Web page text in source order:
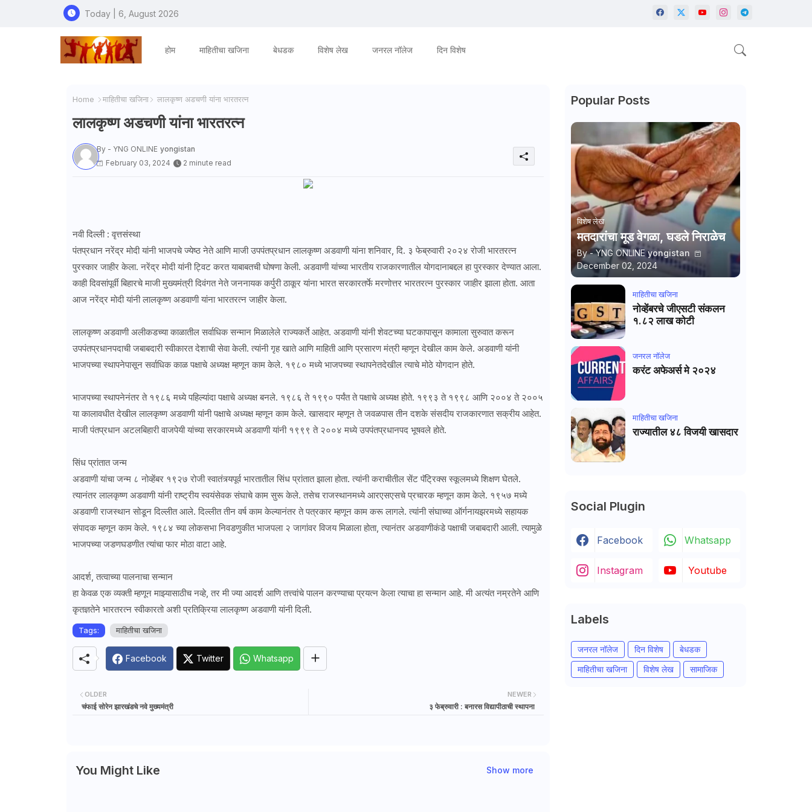
Today | 6, August 2026
होम माहितीचा खजिना बेधडक विशेष लेख जनरल नॉलेज दिन विशेष
Home माहितीचा खजिना लालकृष्ण अडचणी यांना भारतरत्न
लालकृष्ण अडचणी यांना भारतरत्न
By - YNG ONLINE yongistan
February 03, 2024
2 minute read
नवी दिल्ली : वृत्तसंस्था
पंतप्रधान नरेंद्र मोदी यांनी भाजपचे ज्येष्ठ नेते आणि माजी उपपंतप्रधान लालकृष्ण अडवाणी यांना शनिवार, दि. ३ फेब्रुवारी २०२४ रोजी भारतरत्न
पुरस्कार जाहीर केला. नरेंद्र मोदी यांनी ट्विट करत याबाबतची घोषणा केली. अडवाणी यांच्या भारतीय राजकारणातील योगदानाबद्दल हा पुरस्कार देण्यात आला.
काही दिवसांपूर्वी बिहारचे माजी मुख्यमंत्री दिवंगत नेते जननायक कर्पुरी ठाकूर यांना भारत सरकारतर्फे मरणोत्तर भारतरत्न पुरस्कार जाहीर झाला होता. आता
आज नरेंद्र मोदी यांनी लालकृष्ण अडवाणी यांना भारतरत्न जाहीर केला.
लालकृष्ण अडवाणी अलीकडच्या काळातील सर्वाधिक सन्मान मिळालेले राज्यकर्ते आहेत. अडवाणी यांनी शेवटच्या घटकापासून कामाला सुरुवात करून
उपपंतप्रधानपदाची जबाबदारी स्वीकारत देशाची सेवा केली. त्यांनी गृह खाते आणि माहिती आणि प्रसारण मंत्री म्हणून देखील काम केले. अडवाणी यांनी
भाजपच्या स्थापनेपासून सर्वाधिक काळ पक्षाचे अध्यक्ष म्हणून काम केले. १९८० मध्ये भाजपच्या स्थापनेतदेखील त्याचे मोठे योगदान होते.
भाजपच्या स्थापनेनंतर ते १९८६ मध्ये पहिल्यांदा पक्षाचे अध्यक्ष बनले. १९८६ ते १९९० पर्यंत ते पक्षाचे अध्यक्ष होते. १९९३ ते १९९८ आणि २००४ ते २००५
या कालावधीत देखील लालकृष्ण अडवाणी यांनी पक्षाचे अध्यक्ष म्हणून काम केले. खासदार म्हणून ते जवळपास तीन दशके संसदीय राजकारणात सक्रीय आहेत.
माजी पंतप्रधान अटलबिहारी वाजपेयी यांच्या सरकारमध्ये अडवाणी यांनी १९९९ ते २००४ मध्ये उपपंतप्रधानपद भूषवले होते.
सिंध प्रांतात जन्म
अडवाणी यांचा जन्म ८ नोव्हेंबर १९२७ रोजी स्वातंत्र्यपूर्व भारतातील सिंध प्रांतात झाला होता. त्यांनी कराचीतील सेंट पॅट्रिक्स स्कूलमध्ये शिक्षण घेतले.
त्यानंतर लालकृष्ण अडवाणी यांनी राष्ट्रीय स्वयंसेवक संघाचे काम सुरू केले. तसेच राजस्थानमध्ये आरएसएसचे प्रचारक म्हणून काम केले. १९५७ मध्ये
अडवाणी राजस्थान सोडून दिल्लीत आले. दिल्लीत तीन वर्ष काम केल्यानंतर ते पत्रकार म्हणून काम करू लागले. त्यांनी संघाच्या ऑर्गनायझरमध्ये सहायक
संपादक म्हणून काम केले. १९८४ च्या लोकसभा निवडणुकीत भाजपला २ जागांवर विजय मिळाला होता, त्यानंतर अडवाणीकंडे पक्षाची जबाबदारी आली. त्यामुळे
भाजपच्या जडणघडणीत त्यांचा फार मोठा वाटा आहे.
आदर्श, तत्वाच्या पालनाचा सन्मान
हा केवळ एक व्यक्ती म्हणून माझ्यासाठीच नव्हे, तर मी ज्या आदर्श आणि तत्त्वांचे पालन करण्याचा प्रयत्न केला त्याचा हा सन्मान आहे. मी अत्यंत नम्रतेने आणि
कृतज्ञतेने भारतरत्न स्वीकारतो अशी प्रतिक्रिया लालकृष्ण अडवाणी यांनी दिली.
Tags: माहितीचा खजिना
Facebook Twitter Whatsapp
NEWER
३ फेब्रुवारी : बनारस विद्यापीठाची स्थापना
OLDER
चंफाई सोरेन झारखंडचे नवे मुख्यमंत्री
You Might Like Show more
Popular Posts
विशेष लेख
मतदारांचा मूड वेगळा, घडले निराळेच
By - YNG ONLINE yongistan
December 02, 2024
माहितीचा खजिना
नोव्हेंबरचे जीएसटी संकलन
१.८२ लाख कोटी
जनरल नाॅलेज
करंट अफेअर्स मे २०२४
माहितीचा खजिना
राज्यातील ४८ विजयी खासदार
Social Plugin
Facebook Whatsapp
Instagram Youtube
Labels
जनरल नॉलेज दिन विशेष
बेधडक
माहितीचा खजिना
विशेष लेख सामाजिक